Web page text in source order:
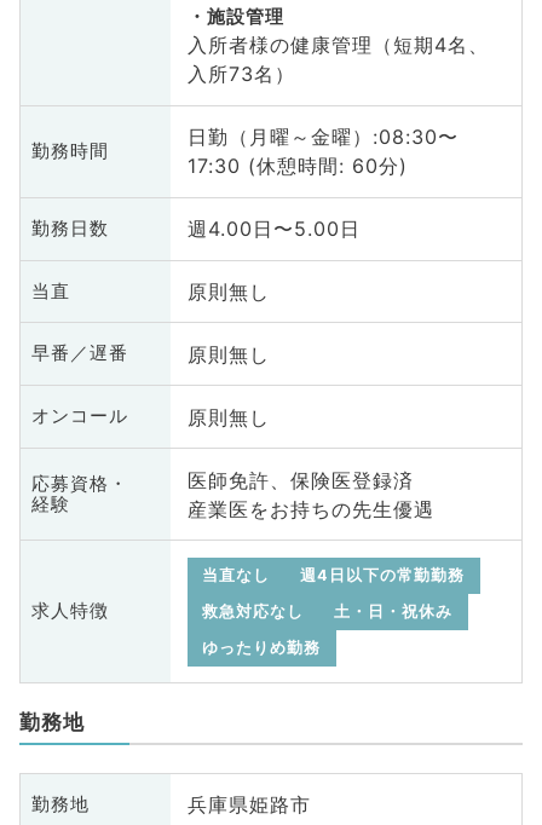
施設管理
入所者様の健康管理（短期4名、
入所73名）
勤務時間
日勤（月曜～金曜）:08:30〜
17:30 (休憩時間: 60分)
勤務日数 週4.00日〜5.00日
当直 原則無し
早番／遅番 原則無し
オンコール 原則無し
応募資格・
経験
医師免許、保険医登録済
産業医をお持ちの先生優遇
求人特徴
当直なし
週4日以下の常勤勤務
救急対応なし
土・日・祝休み
ゆったりめ勤務
勤務地
勤務地 兵庫県姫路市